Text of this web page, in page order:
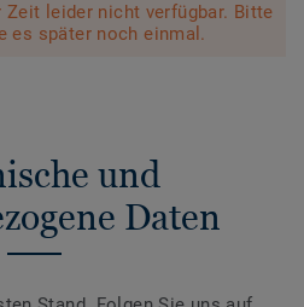
Zeit leider nicht verfügbar. Bitte
es später noch einmal.
und
Daten